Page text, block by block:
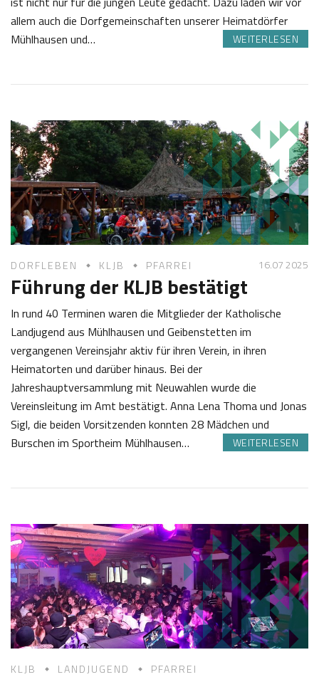
allem auch die Dorfgemeinschaften unserer Heimatdörfer
Mühlhausen und…
WEITERLESEN
9
0
8
2
0
2
5
o
e
f
K
a
s
t
l
DORFLEBEN KLJB PFARREI 16.07 2025
Führung der KLJB bestätigt
In rund 40 Terminen waren die Mitglieder der Katholische
Landjugend aus Mühlhausen und Geibenstetten im
vergangenen Vereinsjahr aktiv für ihren Verein, in ihren
Heimatorten und darüber hinaus. Bei der
Jahreshauptversammlung mit Neuwahlen wurde die
Vereinsleitung im Amt bestätigt. Anna Lena Thoma und Jonas
Sigl, die beiden Vorsitzenden konnten 28 Mädchen und
Burschen im Sportheim Mühlhausen…
WEITERLESEN
6
0
7
2
0
2
5
o
e
f
K
a
s
t
l
KLJB LANDJUGEND
PFARREI